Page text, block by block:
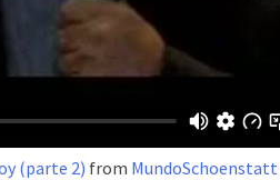
(parte 2) from MundoSchoenstatt